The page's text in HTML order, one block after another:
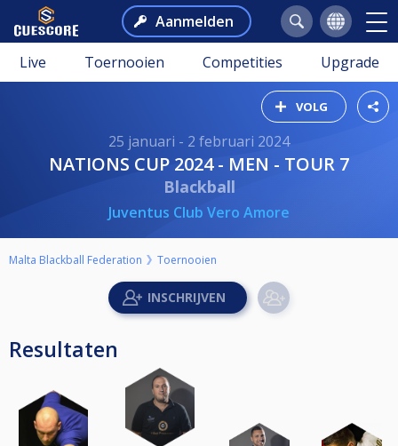
Aanmelden
Live Toernooien Competities Upgrade
VOLG
25 januari - 2 februari 2024
NATIONS CUP 2024 - MEN - TOUR 7
Blackball
Juventus Club Vero Amore
Malta Blackball Federation Toernooien
Resultaten